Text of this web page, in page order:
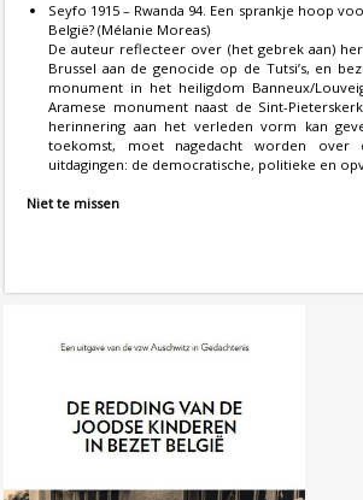
Seyfo 1915 – Rwanda 94. Een sprankje hoop
België? (Mélanie Moreas)
De auteur reflecteer over (het gebrek aan)
Brussel aan de genocide op de Tutsi’s, en
monument in het heiligdom Banneux/
Aramese monument naast de Sint-
herinnering aan het verleden vorm kan
toekomst, moet nagedacht worden over
uitdagingen: de democratische, politieke en
Niet te missen
De redding van de Joodse
kinderen in bezet België